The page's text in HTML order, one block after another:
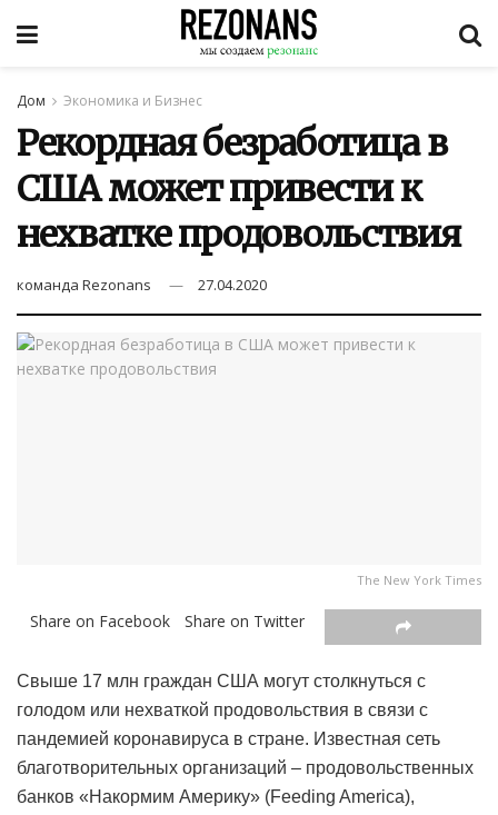
Дом Экономика и Бизнес
Рекордная безработица в
США может привести к
нехватке продовольствия
команда Rezonans 27.04.2020
The New York Times
Share on Facebook Share on Twitter
Свыше 17 млн граждан США могут столкнуться с
голодом или нехваткой продовольствия в связи с
пандемией коронавируса в стране. Известная сеть
благотворительных организаций – продовольственных
банков «Накормим Америку» (Feeding America),